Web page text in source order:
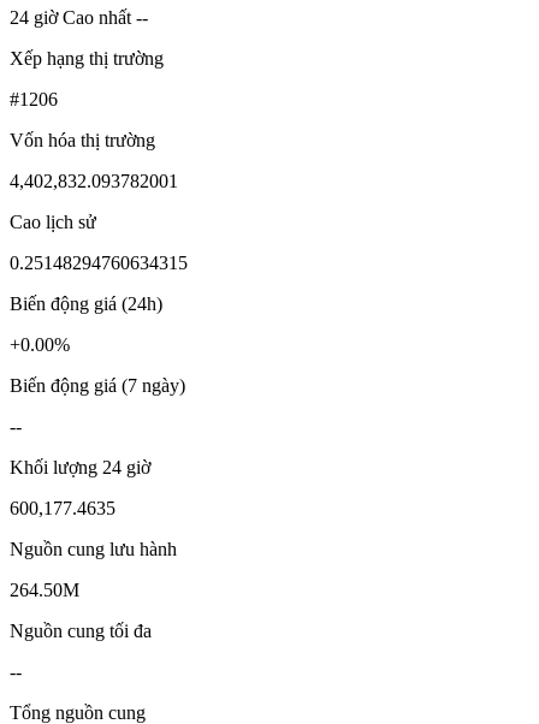
24 giờ Cao nhất --
Xếp hạng thị trường
#1206
Vốn hóa thị trường
4,402,832.093782001
Cao lịch sử
0.25148294760634315
Biến động giá (24h)
+0.00%
Biến động giá (7 ngày)
--
Khối lượng 24 giờ
600,177.4635
Nguồn cung lưu hành
264.50M
Nguồn cung tối đa
--
Tổng nguồn cung